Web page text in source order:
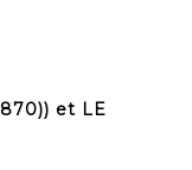
et LE